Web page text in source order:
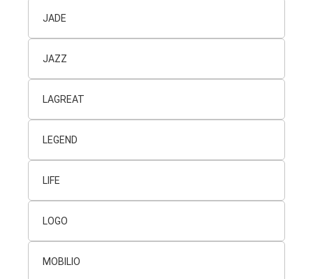
JADE
JAZZ
LAGREAT
LEGEND
LIFE
LOGO
MOBILIO